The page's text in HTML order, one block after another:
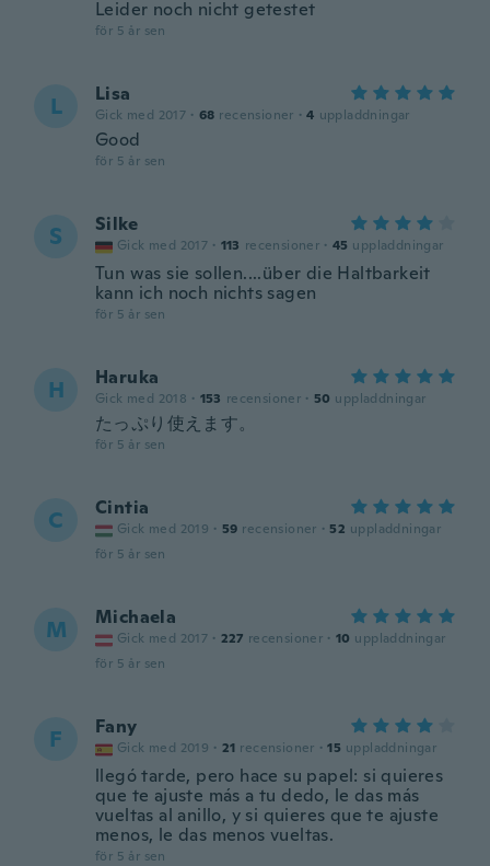
Leider noch nicht getestet
för 5 år sen
L Lisa
Gick med 2017 · 68 recensioner · 4 uppladdningar
Good
för 5 år sen
S Silke
Gick med 2017 · 113 recensioner · 45 uppladdningar
Tun was sie sollen....über die Haltbarkeit
kann ich noch nichts sagen
för 5 år sen
H Haruka
Gick med 2018 · 153 recensioner · 50 uppladdningar
たっぷり使えます。
för 5 år sen
C Cintia
Gick med 2019 · 59 recensioner · 52 uppladdningar
för 5 år sen
M Michaela
Gick med 2017 · 227 recensioner · 10 uppladdningar
för 5 år sen
F Fany
Gick med 2019 · 21 recensioner · 15 uppladdningar
llegó tarde, pero hace su papel: si quieres
que te ajuste más a tu dedo, le das más
vueltas al anillo, y si quieres que te ajuste
menos, le das menos vueltas.
för 5 år sen